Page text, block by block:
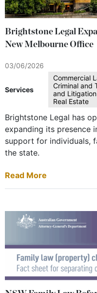
Brightstone Legal
New Melbourne Office
03/06/2026
Services
Commercial
Criminal and
and
Real Estate
Brightstone Legal has
expanding its presence
support for individuals,
the state.
Read More